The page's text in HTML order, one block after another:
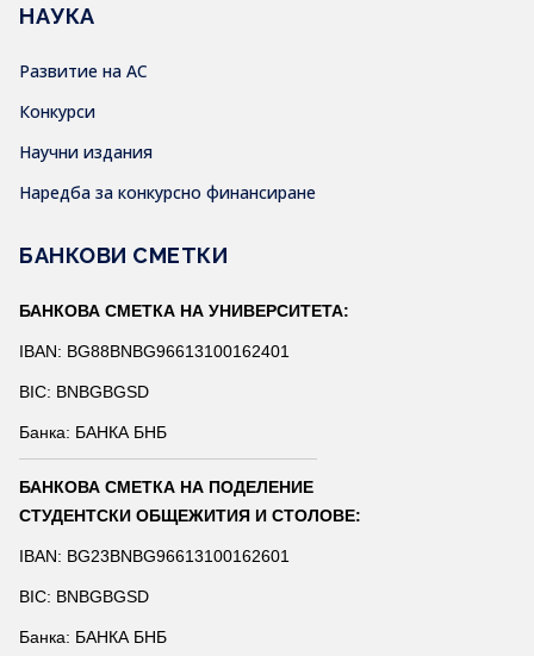
НАУКА
Развитие на АС
Конкурси
Научни издания
Наредба за конкурсно финансиране
БАНКОВИ СМЕТКИ
БАНКОВА СМЕТКА НА УНИВЕРСИТЕТА:
IBAN: BG88BNBG96613100162401
BIC: BNBGBGSD
Банка: БАНКА БНБ
БАНКОВА СМЕТКА НА ПОДЕЛЕНИЕ
СТУДЕНТСКИ ОБЩЕЖИТИЯ И СТОЛОВЕ:
IBAN: BG23BNBG96613100162601
BIC: BNBGBGSD
Банка: БАНКА БНБ